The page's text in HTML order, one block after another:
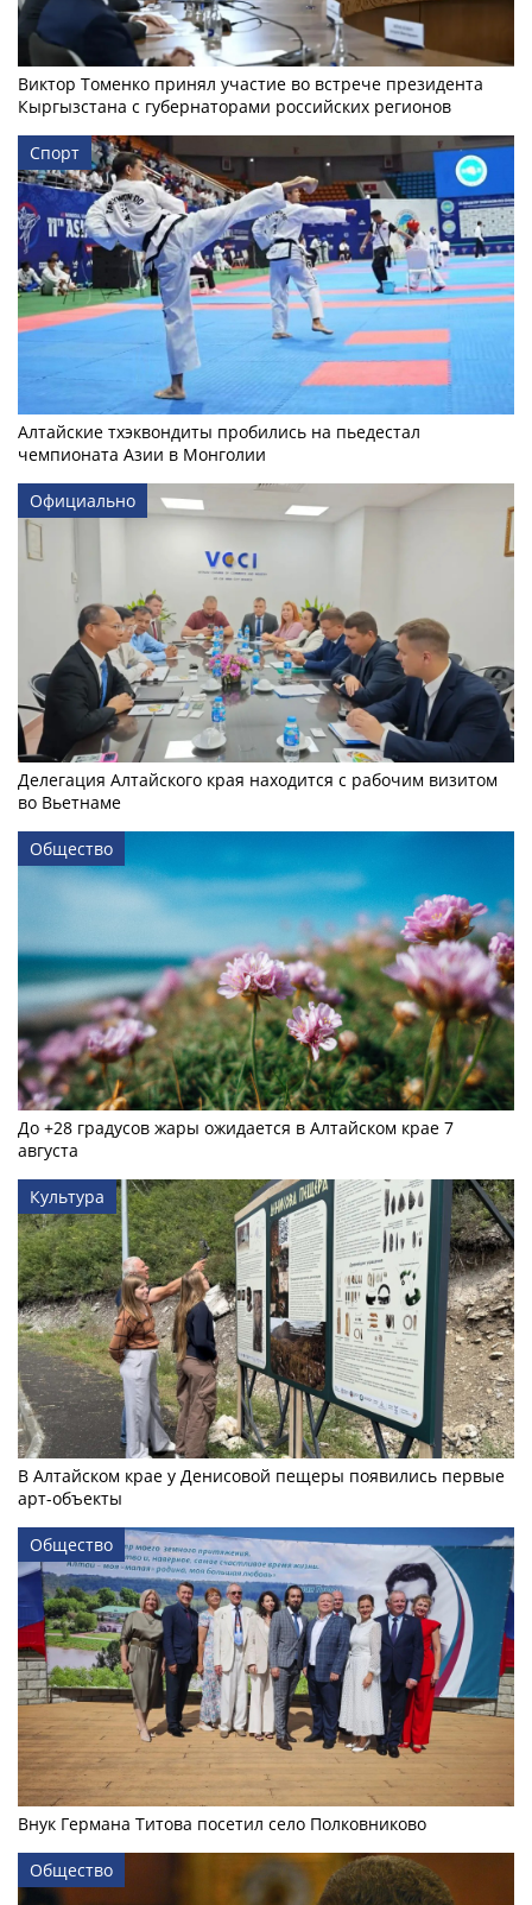
Виктор Томенко принял участие во встрече президента
Кыргызстана с губернаторами российских регионов
Спорт
Алтайские тхэквондиты пробились на пьедестал
чемпионата Азии в Монголии
Официально
Делегация Алтайского края находится с рабочим визитом
во Вьетнаме
Общество
До +28 градусов жары ожидается в Алтайском крае 7
августа
Культура
В Алтайском крае у Денисовой пещеры появились первые
арт-объекты
Общество
Внук Германа Титова посетил село Полковниково
Общество